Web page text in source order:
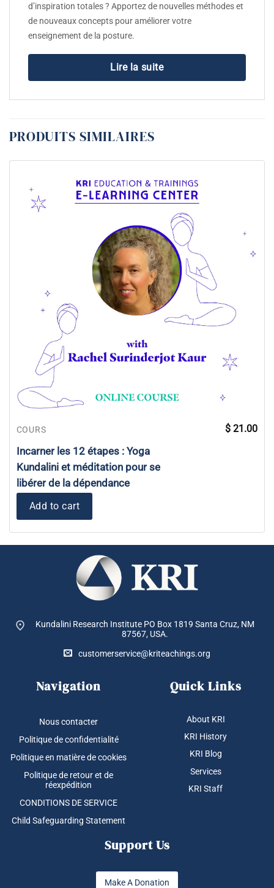
d’inspiration totales ? Apportez de nouvelles méthodes et
de nouveaux concepts pour améliorer votre
enseignement de la posture.
Lire la suite
PRODUITS SIMILAIRES
COURS
Incarner les 12 étapes : Yoga
Kundalini et méditation pour se
libérer de la dépendance
$ 21.00
Add to cart
Kundalini Research Institute PO Box 1819 Santa Cruz, NM
87567, USA.
customerservice@kriteachings.org
Navigation
Nous contacter
Politique de confidentialité
Politique en matière de cookies
Politique de retour et de
réexpédition
CONDITIONS DE SERVICE
Child Safeguarding Statement
Quick Links
About KRI
KRI History
KRI Blog
Services
KRI Staff
Support Us
Make A Donation